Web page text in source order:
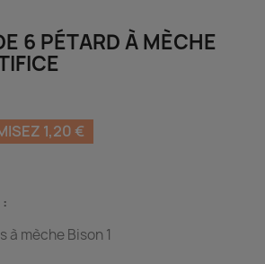
6 PÉTARD À MÈCHE
1,20 €
à mèche Bison 1